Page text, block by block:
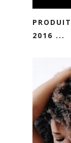
2016 ...